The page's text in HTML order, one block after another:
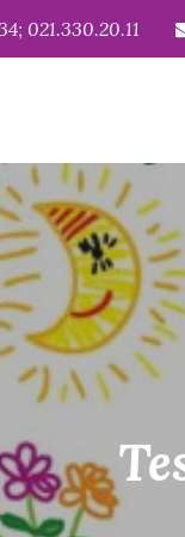
021.330.20.11